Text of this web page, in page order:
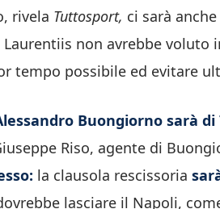
rivela Tuttosport, ci sarà
non avrebbe voluto
tempo possibile ed evitare
Buongiorno sarà
Riso, agente di
la clausola rescissoria
lasciare il Napoli,